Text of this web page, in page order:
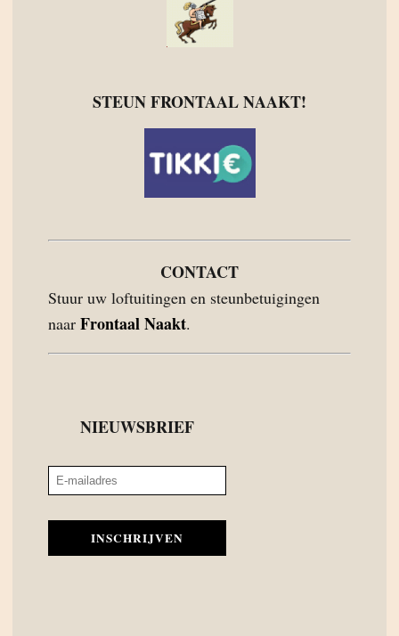
STEUN FRONTAAL NAAKT!
CONTACT
Stuur uw loftuitingen en steunbetuigingen
naar Frontaal Naakt.
NIEUWSBRIEF
INSCHRIJVEN